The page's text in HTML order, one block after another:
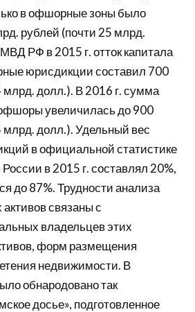
в офшорные зоны было
рублей (почти 25 млрд.
РФ в 2015 г. отток капитала
юрисдикции составил 700
долл.). В 2016 г. сумма
офшоры увеличилась до 900
долл.). Удельный вес
в официальной статистике
России в 2015 г. составлял 20%,
до 87%. Трудности анализа
связаны с
владельцев этих
форм размещения
недвижимости. В
обнародовано так
досье», подготовленное